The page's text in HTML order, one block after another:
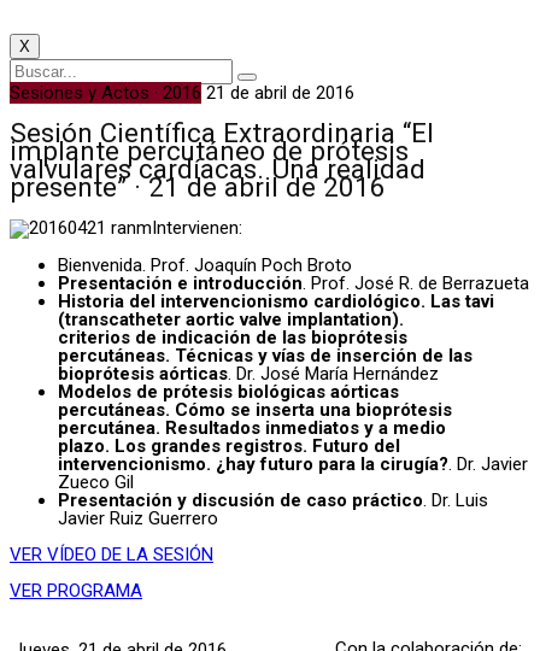
X
Sesiones y Actos · 2016 21 de abril de 2016
Sesión Científica Extraordinaria “El
implante percutáneo de prótesis
valvulares cardíacas. Una realidad
presente” · 21 de abril de 2016
Intervienen:
Bienvenida. Prof. Joaquín Poch Broto
Presentación e introducción. Prof. José R. de Berrazueta
Historia del intervencionismo cardiológico. Las tavi
(transcatheter aortic valve implantation).
criterios de indicación de las bioprótesis
percutáneas. Técnicas y vías de inserción de las
bioprótesis aórticas. Dr. José María Hernández
Modelos de prótesis biológicas aórticas
percutáneas. Cómo se inserta una bioprótesis
percutánea. Resultados inmediatos y a medio
plazo. Los grandes registros. Futuro del
intervencionismo. ¿hay futuro para la cirugía?. Dr. Javier
Zueco Gil
Presentación y discusión de caso práctico. Dr. Luis
Javier Ruiz Guerrero
VER VÍDEO DE LA SESIÓN
VER PROGRAMA